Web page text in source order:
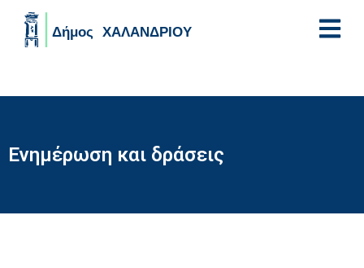
Ενημέρωση και δράσεις